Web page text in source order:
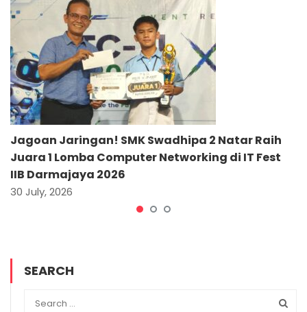
Jagoan Jaringan! SMK Swadhipa 2 Natar Raih
Juara 1 Lomba Computer Networking di IT Fest
IIB Darmajaya 2026
30 July, 2026
SEARCH